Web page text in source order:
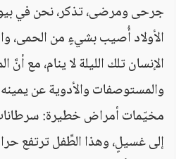
جرحى ومرضى، تذكر، نحن في
الأولاد أُصيب بشيءٍ من الحمى،
الإنسان تلك الليلة لا ينام، مع
والمستوصفات والأدوية عن
مخيّمات أمراض خطيرة:
إلى غسيلٍ، وهذا الطِّفل ترتفع